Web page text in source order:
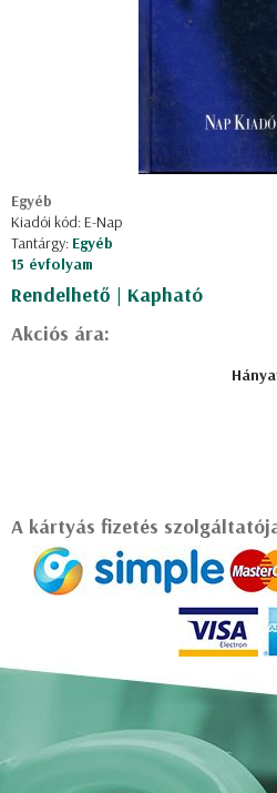
Egyéb
Kiadói kód: E-Nap
Tantárgy: Egyéb
15 évfolyam
Rendelhető | Kapható
Akciós ára:
A kártyás fizetés